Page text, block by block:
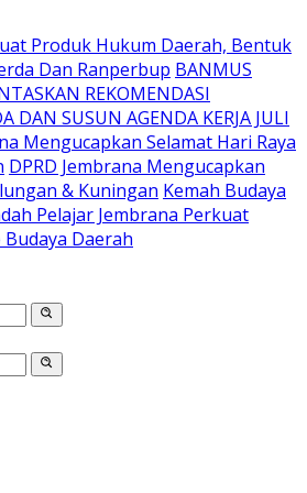
Produk Hukum Daerah, Bentuk
Dan Ranperbup BANMUS
REKOMENDASI
DAN SUSUN AGENDA KERJA JULI
Mengucapkan Selamat Hari Raya
DPRD Jembrana Mengucapkan
& Kuningan Kemah Budaya
Pelajar Jembrana Perkuat
Daerah